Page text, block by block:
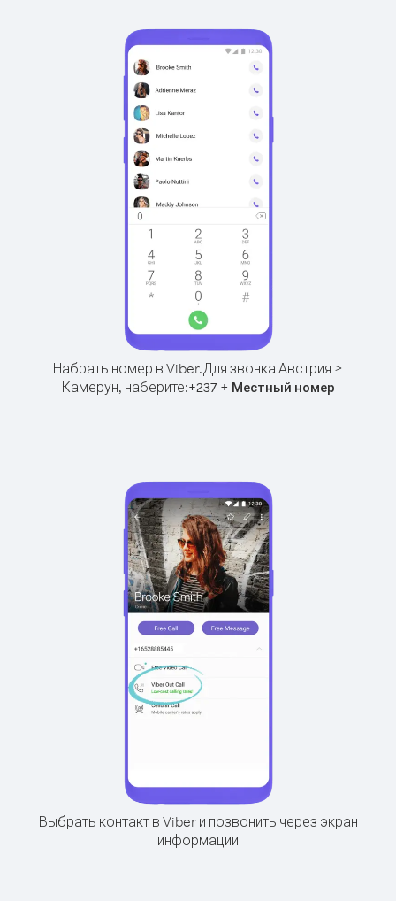
Набрать номер в Viber.Для звонка Австрия >
Камерун, наберите:+237+ Местный номер
Выбрать контакт в Viber и позвонить через экран
информации